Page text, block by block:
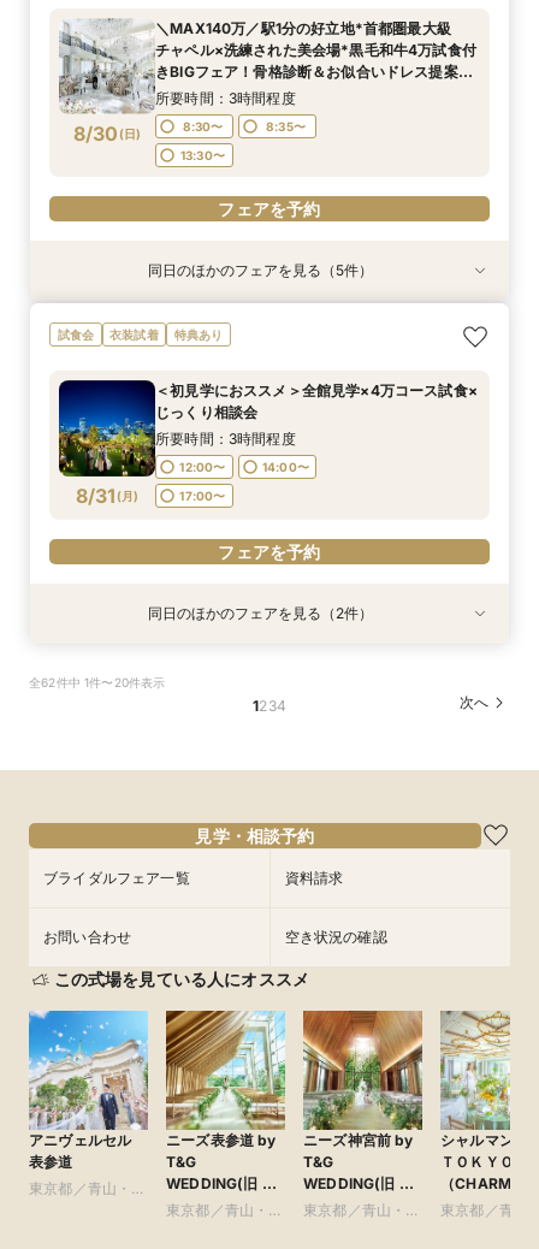
8/29(土)
所要時間：3時間程度
8:30〜
8:35〜
13:30〜
フェアを予約
8/29(土)
堪能＊
所要時間：3時間程度
8:35〜
フェアを予約
8/29(土)
8:30〜
8:35〜
13:30〜
フェアを予約
8/29(土)
所要時間：3時間程度
8:30〜
8:35〜
13:30〜
フェアを予約
8/29(土)
8:30〜
8:35〜
13:30〜
フェアを予約
8/30 (日)
＼MAX140万／駅1分の好立地*首都圏最大級
チャペル×洗練された美会場*黒毛和牛4万試食付
きBIGフェア！骨格診断＆お似合いドレス提案
も！
所要時間：3時間程度
8:30〜
8:35〜
13:30〜
フェアを予約
衣装試着 特典あり
8/30(日)
【歴史感じる本格大聖堂×洗練された美食】黒毛
和牛4万試食で美食を確認！骨格診断＆お似合い
所要時間：3時間程度
13:30〜
フェアを予約
衣装試着 特典あり
8/30(日)
＜初見学に◎＞じっくり相談会×大聖堂×上質会
場×絶品4万試食付きBIGフェア
8:30〜
13:30〜
フェアを予約
衣装試着 特典あり
8/30(日)
＜料理重視の方へ◎＞こだわり抜いた記憶に残る
美食体験◇黒毛和牛4万試食付き！骨格診断＆お
所要時間：3時間程度
13:30〜
フェアを予約
衣装試着 特典あり
8/30(日)
トレンド花嫁に◎SNSで話題の最新マッピング演
出*絶品4万試食付きBIGフェア
8:30〜
13:30〜
フェアを予約
衣装試着 特典あり
8/30(日)
初見学に◎《東京を一望！地上55ｍのルーフトッ
プ》都心とは思えない開放感を体感◆黒毛和牛4
所要時間：3時間程度
フェアを予約
同日のほかのフェアを見る（5件）
試食会 衣装試着 特典あり
8/31 (月)
＜初見学におススメ＞全館見学×4万コース試食×
じっくり相談会
所要時間：3時間程度
12:00〜
14:00〜
17:00〜
フェアを予約
衣装試着 特典あり
8/31
優待＆1件目特典
フェアを予約
特典あり
8/31
の形◇LGBT検定取得の専属スタッフがご案内◇
黒毛和牛4万試食付
12:00〜
14:00〜
フェアを予約
同日のほかのフェアを見る（2件）
全62件中 1件〜20件表示
1234 次へ
見学・相談予約
ブライダルフェア一覧 資料請求
お問い合わせ 空き状況の確認
この式場を見ている人にオススメ
アニヴェルセル
表参道
東京都／青山・表
ニーズ表参道 by
T&G
WEDDING(旧 表
参道TERRACE)
東京都／青山・表
ニーズ神宮前 by
T&G
WEDDING(旧 ア
ルモニーソルーナ
東京都／青山・表
シャルマンシ
ＴＯＫＹＯ
（
SCENA
東京都／青山